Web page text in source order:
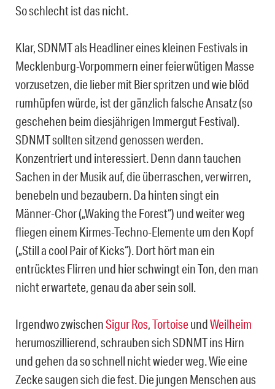
So schlecht ist das nicht.
Klar, SDNMT als Headliner eines kleinen Festivals in
Mecklenburg-Vorpommern einer feierwütigen Masse
vorzusetzen, die lieber mit Bier spritzen und wie blöd
rumhüpfen würde, ist der gänzlich falsche Ansatz (so
geschehen beim diesjährigen Immergut Festival).
SDNMT sollten sitzend genossen werden.
Konzentriert und interessiert. Denn dann tauchen
Sachen in der Musik auf, die überraschen, verwirren,
benebeln und bezaubern. Da hinten singt ein
Männer-Chor („Waking the Forest“) und weiter weg
fliegen einem Kirmes-Techno-Elemente um den Kopf
(„Still a cool Pair of Kicks“). Dort hört man ein
entrücktes Flirren und hier schwingt ein Ton, den man
nicht erwartete, genau da aber sein soll.
Irgendwo zwischenSigur Ros,TortoiseundWeilheim
herumoszillierend, schrauben sich SDNMT ins Hirn
und gehen da so schnell nicht wieder weg. Wie eine
Zecke saugen sich die fest. Die jungen Menschen aus